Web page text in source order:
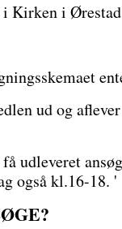
i Kirken i
ud og
udleveret
også kl.16-18. '